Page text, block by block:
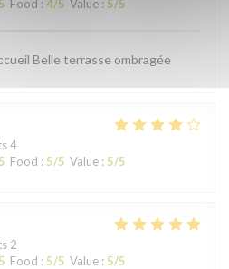
Food : 4/5 Value : 5/5
Belle terrasse ombragée
4
Food : 5/5 Value : 5/5
2
Food : 5/5 Value : 5/5